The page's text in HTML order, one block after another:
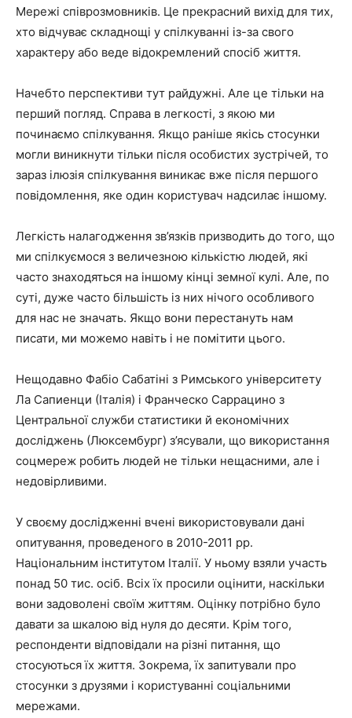
Мережі співрозмовників. Це прекрасний вихід для тих,
хто відчуває складнощі у спілкуванні із-за свого
характеру або веде відокремлений спосіб життя.
Начебто перспективи тут райдужні. Але це тільки на
перший погляд. Справа в легкості, з якою ми
починаємо спілкування. Якщо раніше якісь стосунки
могли виникнути тільки після особистих зустрічей, то
зараз ілюзія спілкування виникає вже після першого
повідомлення, яке один користувач надсилає іншому.
Легкість налагодження зв’язків призводить до того, що
ми спілкуємося з величезною кількістю людей, які
часто знаходяться на іншому кінці земної кулі. Але, по
суті, дуже часто більшість із них нічого особливого
для нас не значать. Якщо вони перестануть нам
писати, ми можемо навіть і не помітити цього.
Нещодавно Фабіо Сабатіні з Римського університету
Ла Сапиенци (Італія) і Франческо Саррацино з
Центральної служби статистики й економічних
досліджень (Люксембург) з’ясували, що використання
соцмереж робить людей не тільки нещасними, але і
недовірливими.
У своєму дослідженні вчені використовували дані
опитування, проведеного в 2010-2011 рр.
Національним інститутом Італії. У ньому взяли участь
понад 50 тис. осіб. Всіх їх просили оцінити, наскільки
вони задоволені своїм життям. Оцінку потрібно було
давати за шкалою від нуля до десяти. Крім того,
респонденти відповідали на різні питання, що
стосуються їх життя. Зокрема, їх запитували про
стосунки з друзями і користуванні соціальними
мережами.